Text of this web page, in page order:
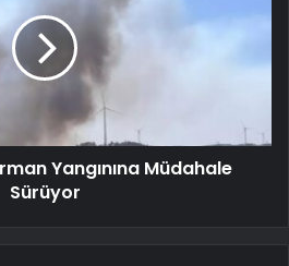
Yangınına Müdahale
Sürüyor